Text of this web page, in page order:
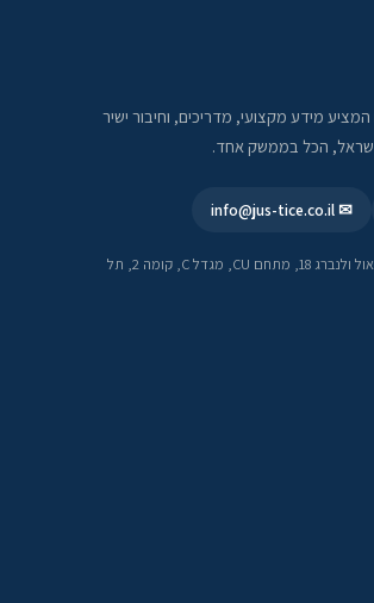
מידע מקצועי, מדריכים, וחיבור ישיר
הכל בממשק אחד.
✉ info@jus-tice.co.il
רחוב ראול ולנברג 18, מתחם CU, מגדל C, קומה 2, תל